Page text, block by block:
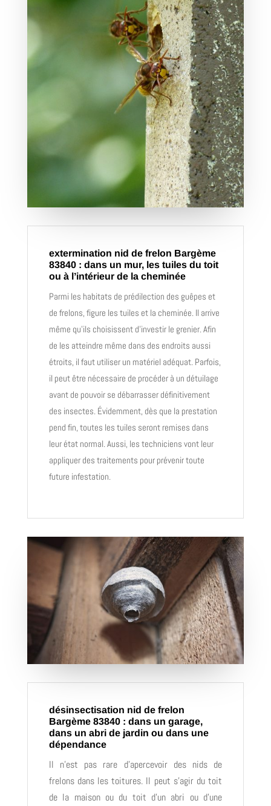
extermination nid de frelon Bargème
83840 : dans un mur, les tuiles du toit
ou à l’intérieur de la cheminée
Parmi les habitats de prédilection des guêpes et
de frelons, figure les tuiles et la cheminée. Il arrive
même qu’ils choisissent d’investir le grenier. Afin
de les atteindre même dans des endroits aussi
étroits, il faut utiliser un matériel adéquat. Parfois,
il peut être nécessaire de procéder à un détuilage
avant de pouvoir se débarrasser définitivement
des insectes. Évidemment, dès que la prestation
pend fin, toutes les tuiles seront remises dans
leur état normal. Aussi, les techniciens vont leur
appliquer des traitements pour prévenir toute
future infestation.
désinsectisation nid de frelon
Bargème 83840 : dans un garage,
dans un abri de jardin ou dans une
dépendance
Il n’est pas rare d’apercevoir des nids de
frelons dans les toitures. Il peut s’agir du toit
de la maison ou du toit d’un abri ou d’une